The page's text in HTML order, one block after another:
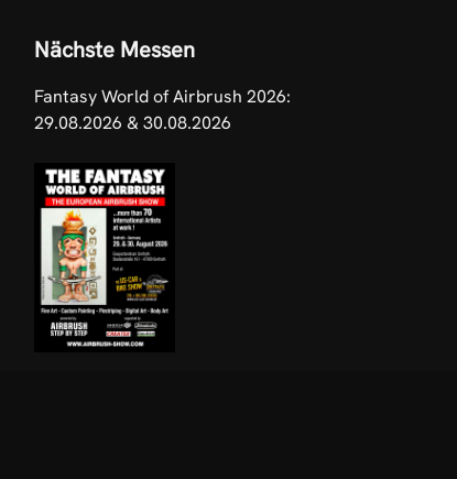
Nächste Messen
Fantasy World of Airbrush 2026:
29.08.2026 & 30.08.2026